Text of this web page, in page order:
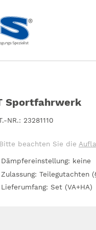
Sportfahrwerk
NR.: 23281110
Bitte beachten Sie die
Dämpfereinstellung: keine
Zulassung:Teilegutachten
Lieferumfang: Set (VA+HA)